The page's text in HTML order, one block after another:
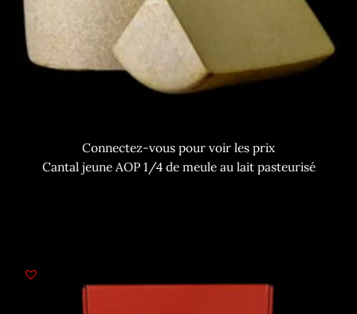
Connectez-vous pour voir les prix
Cantal jeune AOP 1/4 de meule au lait pasteurisé